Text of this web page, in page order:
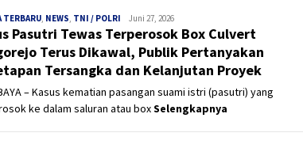
TERBARU, NEWS, TNI / POLRI Panjinusantara
Juni 27, 2026
Pasutri Tewas Terperosok Box Culvert
Terus Dikawal, Publik Pertanyakan
Tersangka dan Kelanjutan Proyek
– Kasus kematian pasangan suami istri (pasutri) yang
ke dalam saluran atau boxSelengkapnya